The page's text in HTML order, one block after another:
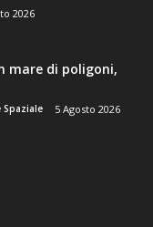
2026
mare di poligoni,
5 Agosto 2026